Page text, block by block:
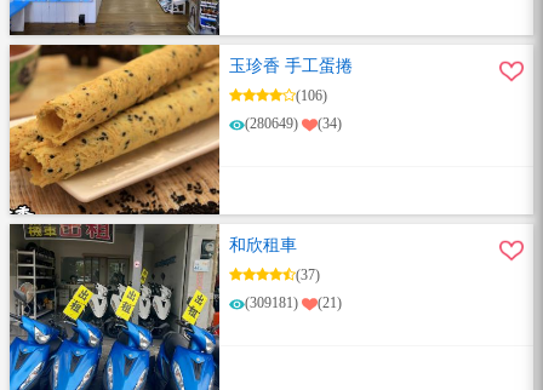
玉珍香 手工蛋捲
(106)
(280649)
(34)
和欣租車
(37)
(309181)
(21)